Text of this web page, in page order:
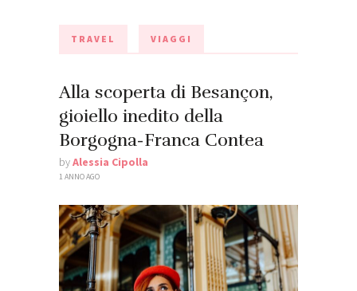
TRAVEL VIAGGI
Alla scoperta di Besançon,
gioiello inedito della
Borgogna-Franca Contea
byAlessia Cipolla
1 ANNO AGO